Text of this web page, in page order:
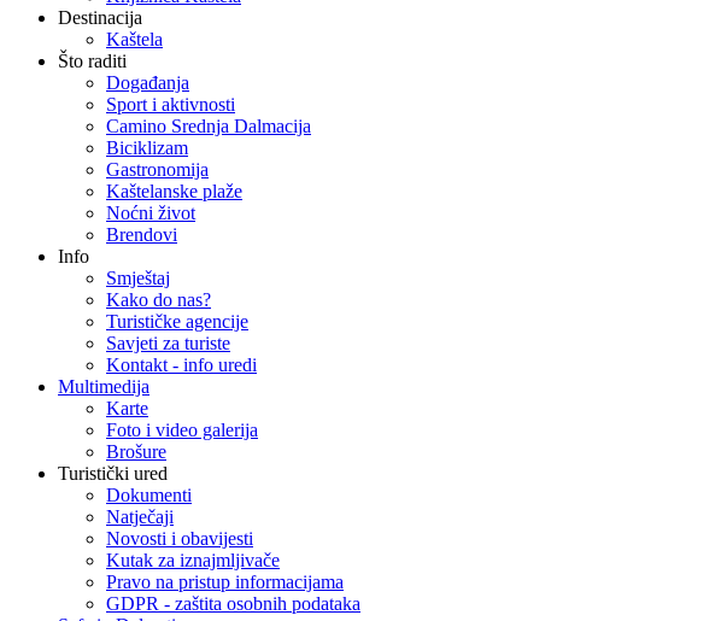
Destinacija
Kaštela
Što raditi
Događanja
Sport i aktivnosti
Camino Srednja Dalmacija
Biciklizam
Gastronomija
Kaštelanske plaže
Noćni život
Brendovi
Info
Smještaj
Kako do nas?
Turističke agencije
Savjeti za turiste
Kontakt - info uredi
Multimedija
Karte
Foto i video galerija
Brošure
Turistički ured
Dokumenti
Natječaji
Novosti i obavijesti
Kutak za iznajmljivače
Pravo na pristup informacijama
GDPR - zaštita osobnih podataka